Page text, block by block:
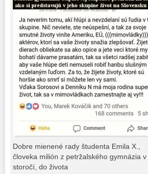
Dobre mienené rady študenta Emila X.,
človeka milión z petržalského gymnázia v
storočí, do života